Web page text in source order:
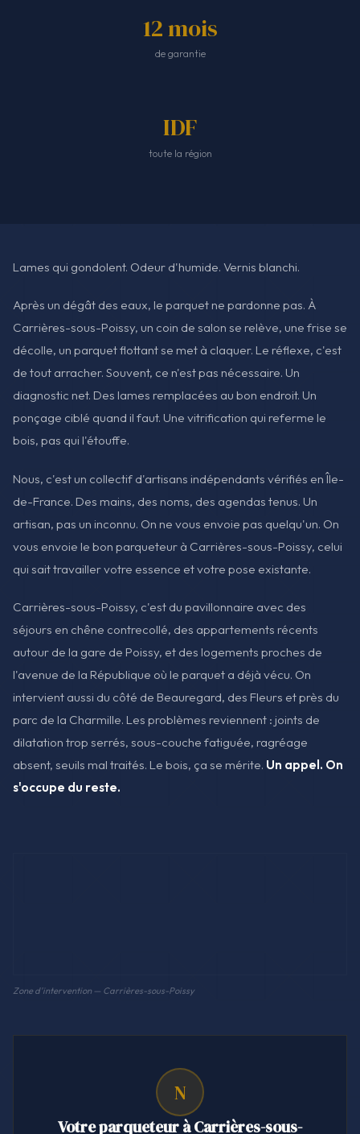
12 mois
de garantie
IDF
toute la région
Lames qui gondolent. Odeur d'humide. Vernis blanchi.
Après un dégât des eaux, le parquet ne pardonne pas. À
Carrières-sous-Poissy, un coin de salon se relève, une frise se
décolle, un parquet flottant se met à claquer. Le réflexe, c'est
de tout arracher. Souvent, ce n'est pas nécessaire. Un
diagnostic net. Des lames remplacées au bon endroit. Un
ponçage ciblé quand il faut. Une vitrification qui referme le
bois, pas qui l'étouffe.
Nous, c'est un collectif d'artisans indépendants vérifiés en Île-
de-France. Des mains, des noms, des agendas tenus. Un
artisan, pas un inconnu. On ne vous envoie pas quelqu'un. On
vous envoie le bon parqueteur à Carrières-sous-Poissy, celui
qui sait travailler votre essence et votre pose existante.
Carrières-sous-Poissy, c'est du pavillonnaire avec des
séjours en chêne contrecollé, des appartements récents
autour de la gare de Poissy, et des logements proches de
l'avenue de la République où le parquet a déjà vécu. On
intervient aussi du côté de Beauregard, des Fleurs et près du
parc de la Charmille. Les problèmes reviennent : joints de
dilatation trop serrés, sous-couche fatiguée, ragréage
absent, seuils mal traités. Le bois, ça se mérite. Un appel. On
s'occupe du reste.
Zone d'intervention — Carrières-sous-Poissy
N
Votre parqueteur à Carrières-sous-